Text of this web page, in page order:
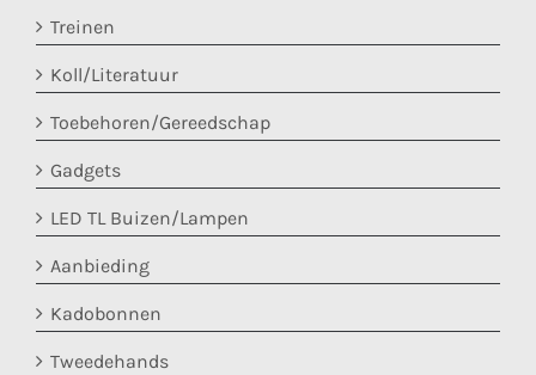
Treinen
Koll/Literatuur
Toebehoren/Gereedschap
Gadgets
LED TL Buizen/Lampen
Aanbieding
Kadobonnen
Tweedehands